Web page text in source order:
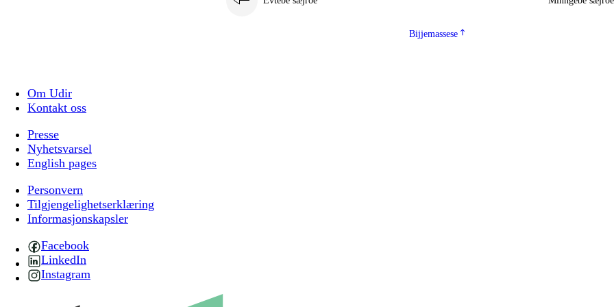
Bijjemassese
Om Udir
Kontakt oss
Presse
Nyhetsvarsel
English pages
Personvern
Tilgjengelighetserklæring
Informasjonskapsler
Facebook
LinkedIn
Instagram